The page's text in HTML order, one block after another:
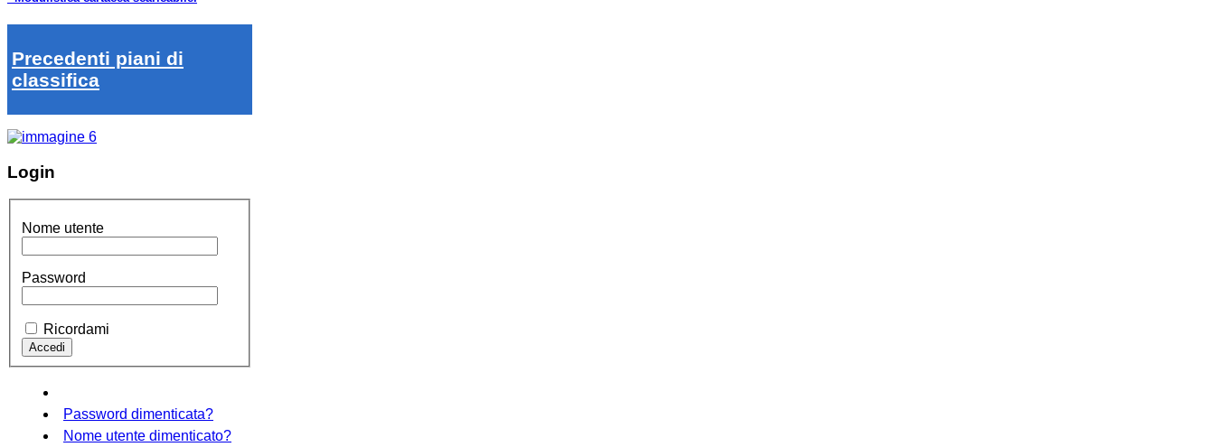
Precedenti piani di
classifica
Login
Nome utente
Password
Ricordami
Password dimenticata?
Nome utente dimenticato?